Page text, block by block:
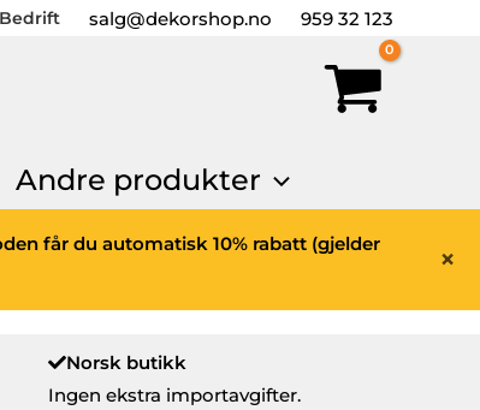
Bedrift salg@dekorshop.no 959 32 123
Andre produkter
×
får du automatisk 10% rabatt (gjelder
Norsk butikk
Ingen ekstra importavgifter.